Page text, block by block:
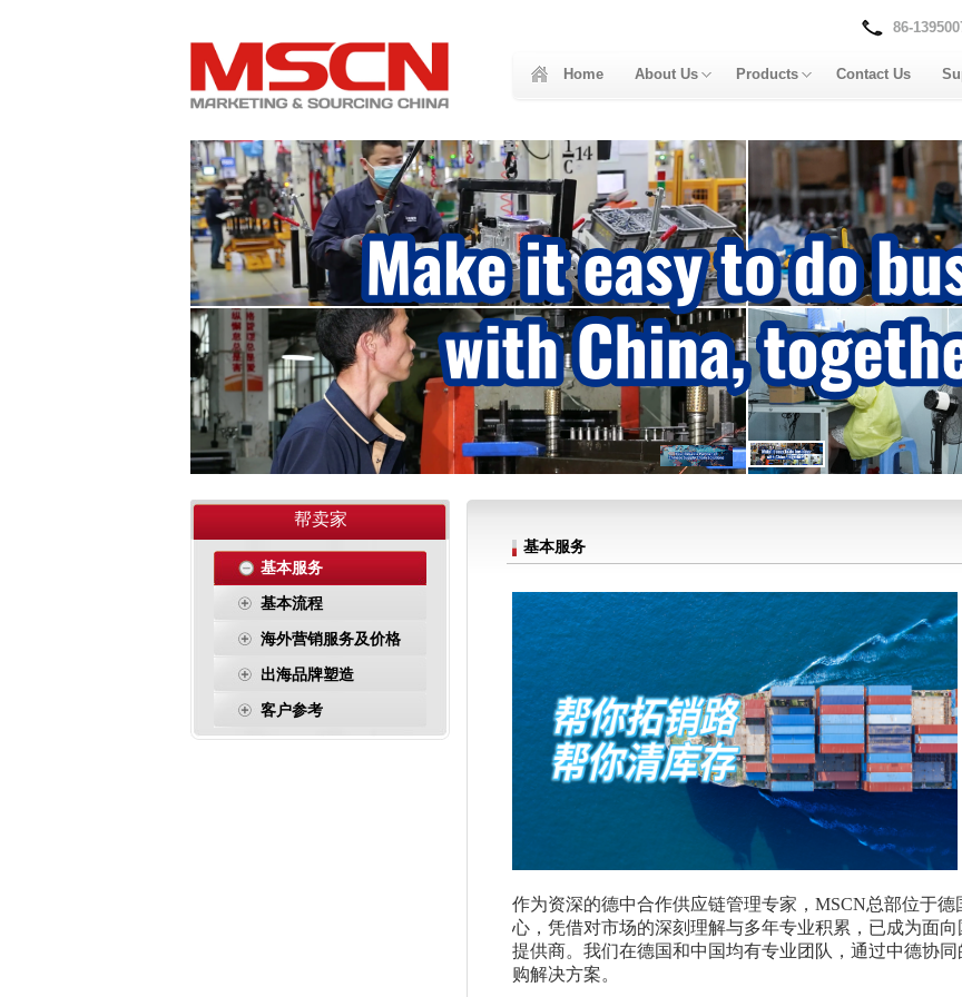
86-
Home About Us Products Contact Us
帮卖家
基本服务
基本流程
海外营销服务及价格
出海品牌塑造
客户参考
基本服务
作为资深的德中合作供应链管理专家， MSCN总部位于德
心， 凭借对市场的深刻理解与多年专业积累，已成为面向
提供商。 我们在德国和中国均有专业团队，通过中德协同
购解决方案。